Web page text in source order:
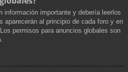
información importante y debería leerlos
aparecerán al principio de cada foro y en
permisos para anuncios globales son